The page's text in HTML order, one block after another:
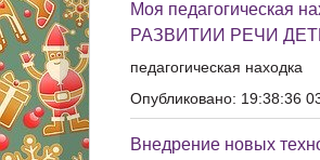
Моя
РАЗВИТИИ РЕЧИ
педагогическая находка
Опубликовано: 19:38:36
Внедрение новых